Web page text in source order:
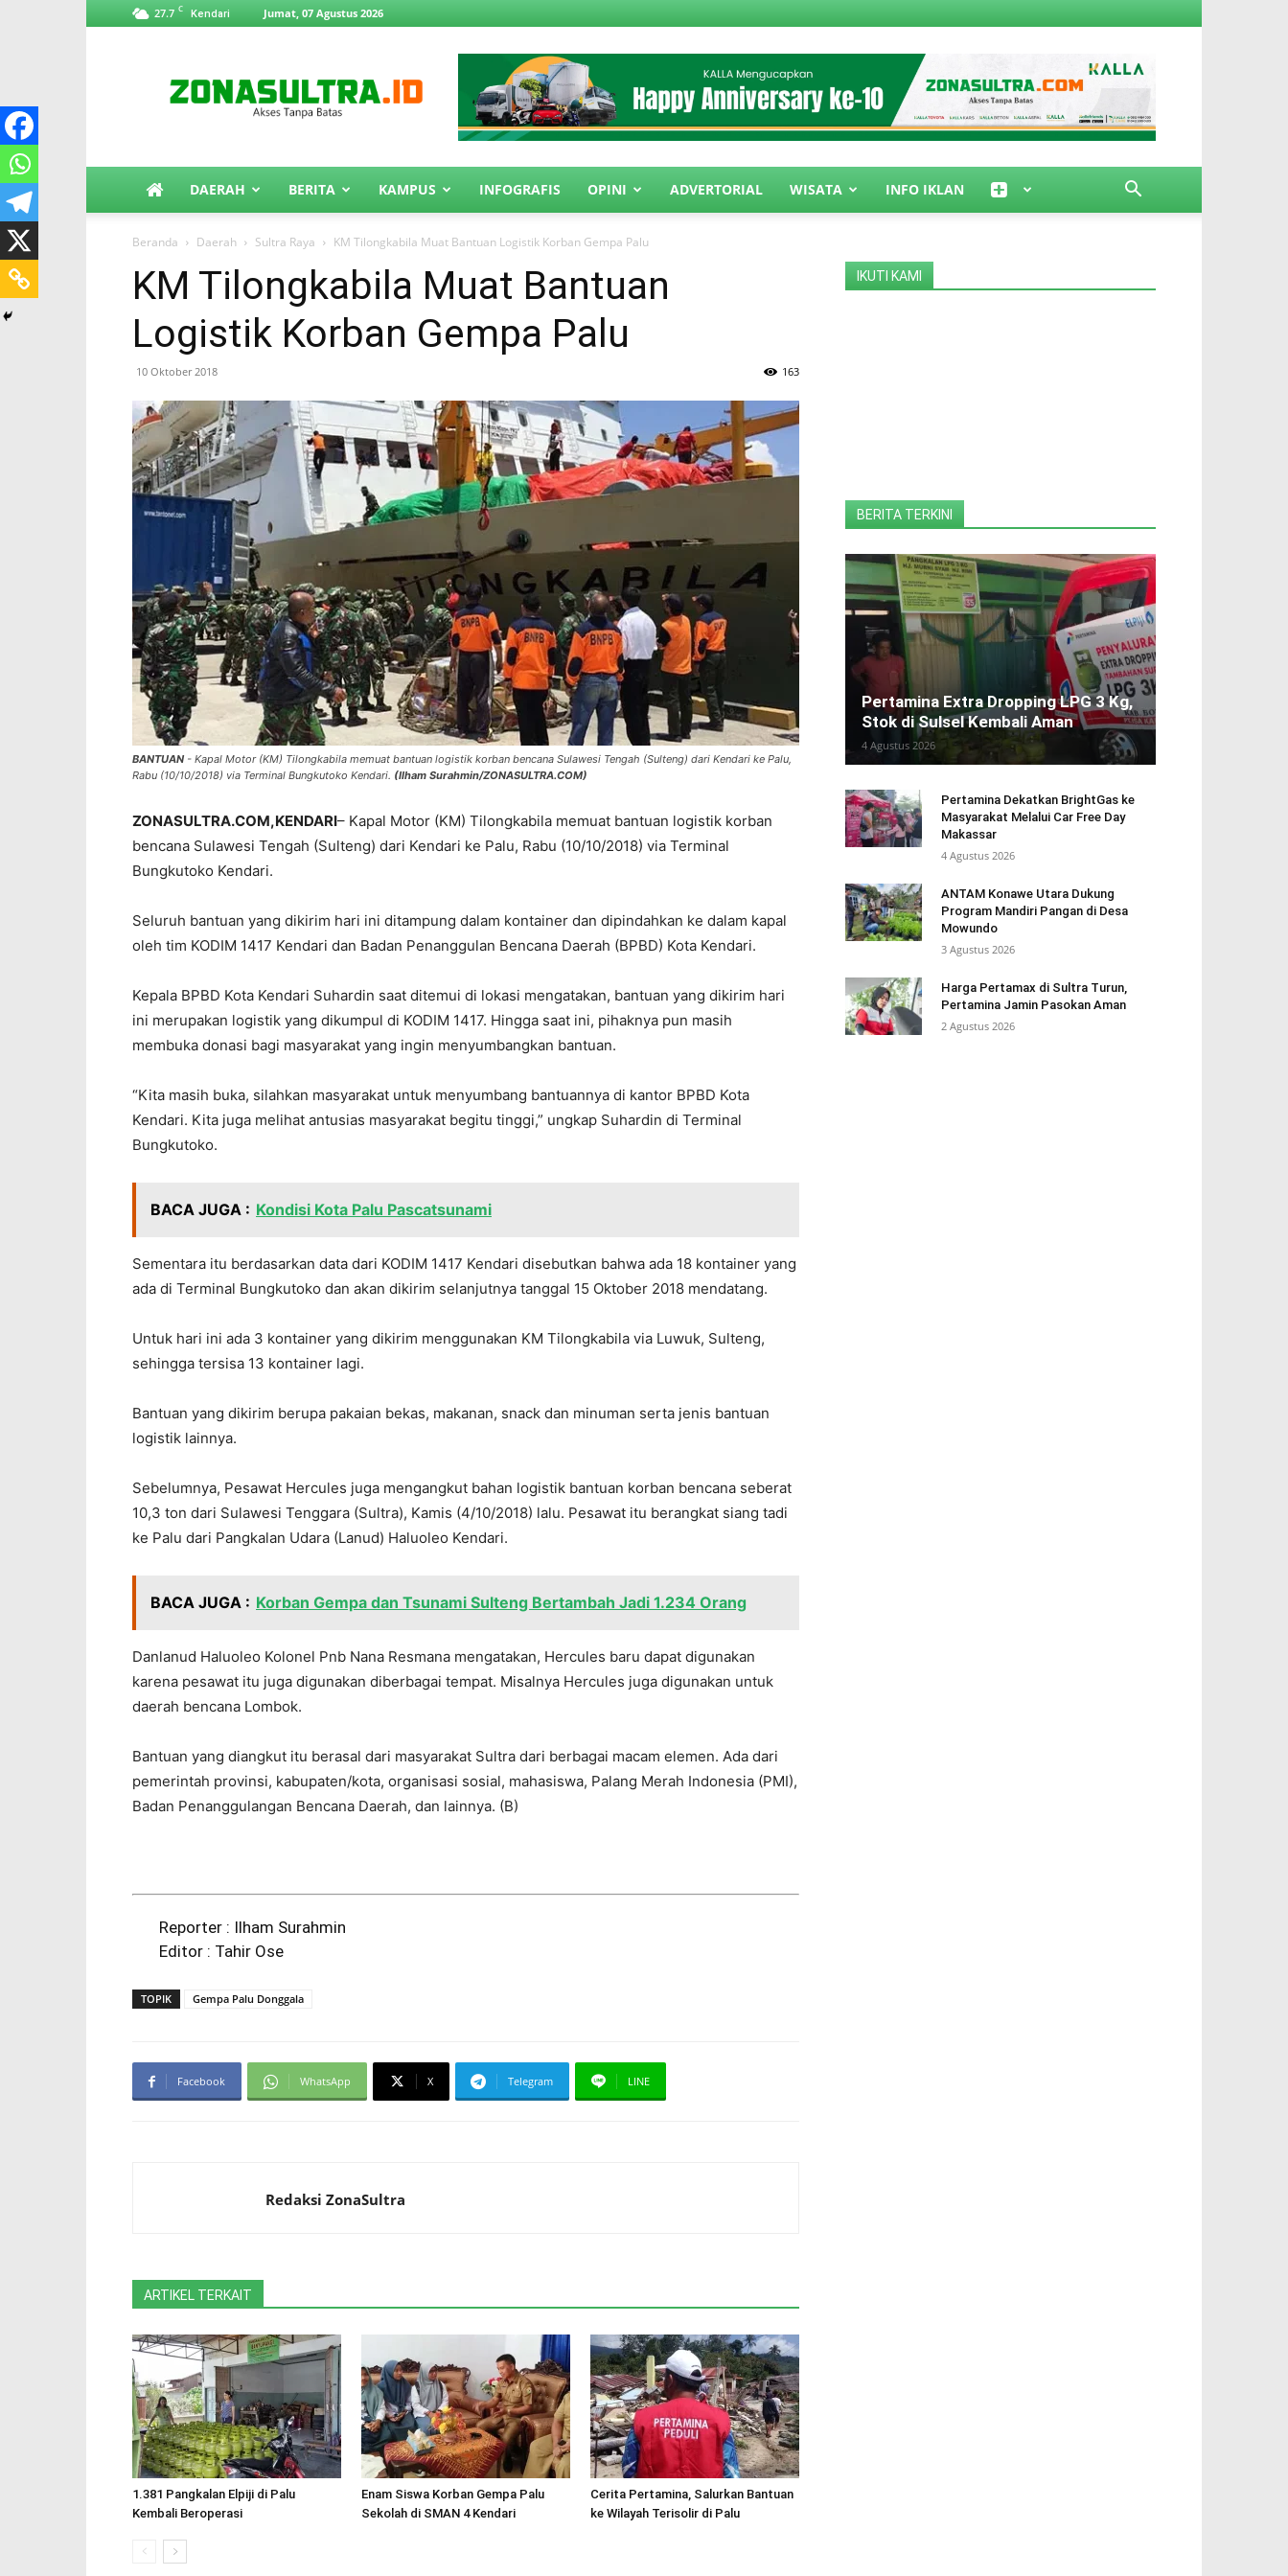
27.7 C Kendari Jumat, 07 Agustus 2026
DAERAH BERITA KAMPUS INFOGRAFIS OPINI ADVERTORIAL WISATA INFO IKLAN
Beranda Daerah Sultra Raya KM Tilongkabila Muat Bantuan Logistik Korban Gempa Palu
KM Tilongkabila Muat Bantuan
Logistik Korban Gempa Palu
10 Oktober 2018 163
BANTUAN - Kapal Motor (KM) Tilongkabila memuat bantuan logistik korban bencana Sulawesi Tengah (Sulteng) dari Kendari ke Palu,
Rabu (10/10/2018) via Terminal Bungkutoko Kendari. (Ilham Surahmin/ZONASULTRA.COM)
ZONASULTRA.COM,KENDARI– Kapal Motor (KM) Tilongkabila memuat bantuan logistik korban
bencana Sulawesi Tengah (Sulteng) dari Kendari ke Palu, Rabu (10/10/2018) via Terminal
Bungkutoko Kendari.
Seluruh bantuan yang dikirim hari ini ditampung dalam kontainer dan dipindahkan ke dalam kapal
oleh tim KODIM 1417 Kendari dan Badan Penanggulan Bencana Daerah (BPBD) Kota Kendari.
Kepala BPBD Kota Kendari Suhardin saat ditemui di lokasi mengatakan, bantuan yang dikirim hari
ini merupakan logistik yang dikumpul di KODIM 1417. Hingga saat ini, pihaknya pun masih
membuka donasi bagi masyarakat yang ingin menyumbangkan bantuan.
“Kita masih buka, silahkan masyarakat untuk menyumbang bantuannya di kantor BPBD Kota
Kendari. Kita juga melihat antusias masyarakat begitu tinggi,” ungkap Suhardin di Terminal
Bungkutoko.
BACA JUGA : Kondisi Kota Palu Pascatsunami
Sementara itu berdasarkan data dari KODIM 1417 Kendari disebutkan bahwa ada 18 kontainer yang
ada di Terminal Bungkutoko dan akan dikirim selanjutnya tanggal 15 Oktober 2018 mendatang.
Untuk hari ini ada 3 kontainer yang dikirim menggunakan KM Tilongkabila via Luwuk, Sulteng,
sehingga tersisa 13 kontainer lagi.
Bantuan yang dikirim berupa pakaian bekas, makanan, snack dan minuman serta jenis bantuan
logistik lainnya.
Sebelumnya, Pesawat Hercules juga mengangkut bahan logistik bantuan korban bencana seberat
10,3 ton dari Sulawesi Tenggara (Sultra), Kamis (4/10/2018) lalu. Pesawat itu berangkat siang tadi
ke Palu dari Pangkalan Udara (Lanud) Haluoleo Kendari.
BACA JUGA : Korban Gempa dan Tsunami Sulteng Bertambah Jadi 1.234 Orang
Danlanud Haluoleo Kolonel Pnb Nana Resmana mengatakan, Hercules baru dapat digunakan
karena pesawat itu juga digunakan diberbagai tempat. Misalnya Hercules juga digunakan untuk
daerah bencana Lombok.
Bantuan yang diangkut itu berasal dari masyarakat Sultra dari berbagai macam elemen. Ada dari
pemerintah provinsi, kabupaten/kota, organisasi sosial, mahasiswa, Palang Merah Indonesia (PMI),
Badan Penanggulangan Bencana Daerah, dan lainnya. (B)
Reporter : Ilham Surahmin
Editor : Tahir Ose
TOPIK Gempa Palu Donggala
Facebook WhatsApp X Telegram LINE
Redaksi ZonaSultra
ARTIKEL TERKAIT
1.381 Pangkalan Elpiji di Palu
Kembali Beroperasi
Enam Siswa Korban Gempa Palu
Sekolah di SMAN 4 Kendari
Cerita Pertamina, Salurkan Bantuan
ke Wilayah Terisolir di Palu
IKUTI KAMI
BERITA TERKINI
Pertamina Extra Dropping LPG 3 Kg,
Stok di Sulsel Kembali Aman
4 Agustus 2026
Pertamina Dekatkan BrightGas ke
Masyarakat Melalui Car Free Day
Makassar
4 Agustus 2026
ANTAM Konawe Utara Dukung
Program Mandiri Pangan di Desa
Mowundo
3 Agustus 2026
Harga Pertamax di Sultra Turun,
Pertamina Jamin Pasokan Aman
2 Agustus 2026